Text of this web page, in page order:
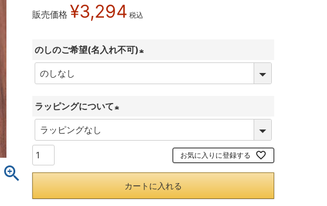
販売価格 ¥3,294 税込
のしのご希望(名入れ不可)
必
)
ラッピングについて
必
)
お気に入りに登録する
カートに入れる